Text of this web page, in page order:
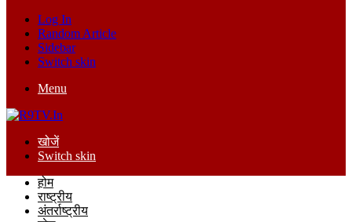
Log In
Random Article
Sidebar
Switch skin
Menu
खोजें
Switch skin
होम
राष्ट्रीय
अंतर्राष्ट्रीय